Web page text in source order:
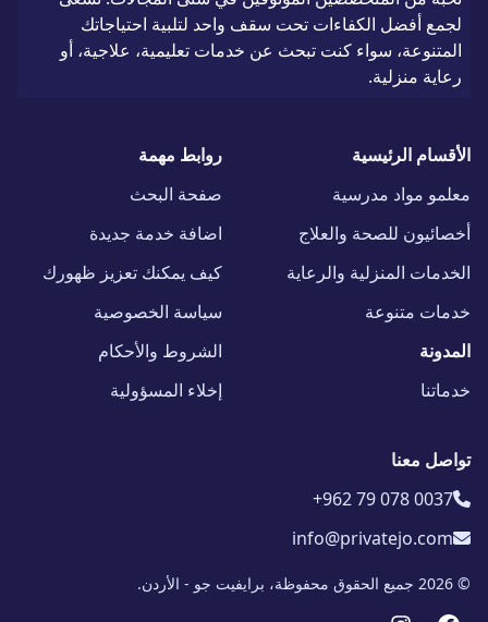
لجمع أفضل الكفاءات تحت سقف واحد لتلبية احتياجاتك
المتنوعة، سواء كنت تبحث عن خدمات تعليمية، علاجية، أو
رعاية منزلية.
الأقسام الرئيسية
معلمو مواد مدرسية
أخصائيون للصحة والعلاج
الخدمات المنزلية والرعاية
خدمات متنوعة
المدونة
خدماتنا
روابط مهمة
صفحة البحث
اضافة خدمة جديدة
كيف يمكنك تعزيز ظهورك
سياسة الخصوصية
الشروط والأحكام
إخلاء المسؤولية
تواصل معنا
+962 79 078 0037
info@privatejo.com
© 2026 جميع الحقوق محفوظة، برايفيت جو - الأردن.